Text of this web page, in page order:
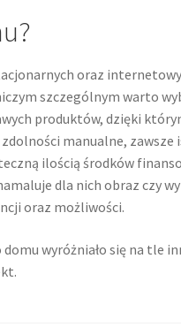
oraz
szczególnym warto
produktów, dzięki
manualne, zawsze
ilością środków
dla nich obraz czy
oraz możliwości.
wyróżniało się na tle